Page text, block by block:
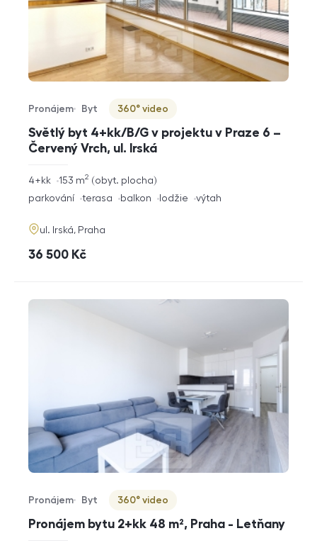
Světlý byt 4+kk/B/G v projektu v Praze 6 –
Červený Vrch, ul. Irská
Typ nabídky
Pronájem
Typ nemovitosti
Byt
Virtuální prohlídka
360° video
rozměry
dispozice
4+kk obyt. plocha
153 m2
funkce
parkování terasa balkon lodžie výtah
adresa
ul. Irská, Praha
cena
36 500 Kč
Pronájem bytu 2+kk 48 m², Praha - Letňany
Typ nabídky
Pronájem
Typ nemovitosti
Byt
Virtuální prohlídka
360° video